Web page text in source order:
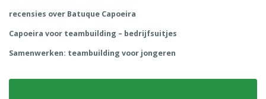
recensies over Batuque Capoeira
Capoeira voor teambuilding – bedrijfsuitjes
Samenwerken: teambuilding voor jongeren